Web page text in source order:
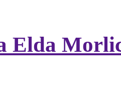
Elda